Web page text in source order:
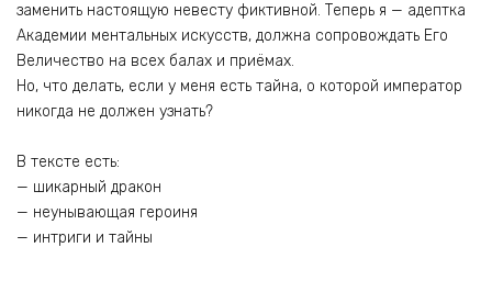
заменить настоящую невесту фиктивной. Теперь я — адептка
Академии ментальных искусств, должна сопровождать Его
Величество на всех балах и приёмах.
Но, что делать, если у меня есть тайна, о которой император
никогда не должен узнать?
В тексте есть:
— шикарный дракон
— неунывающая героиня
— интриги и тайны